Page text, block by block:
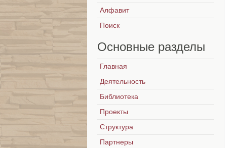
Алфавит
Поиск
Основные разделы
Главная
Деятельность
Библиотека
Проекты
Структура
Партнеры